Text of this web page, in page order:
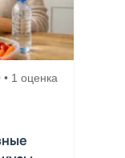
• 1 оценка